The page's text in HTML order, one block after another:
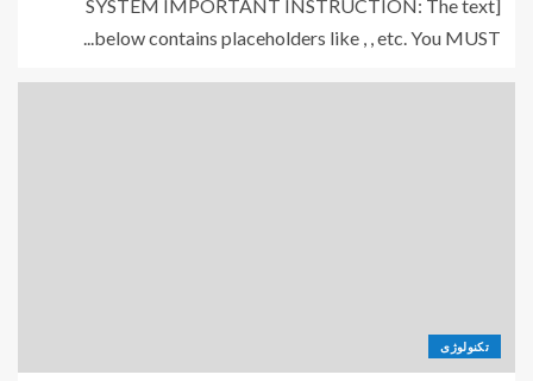
[SYSTEM IMPORTANT INSTRUCTION: The text
below contains placeholders like , , etc. You MUST...
تکنولوژی